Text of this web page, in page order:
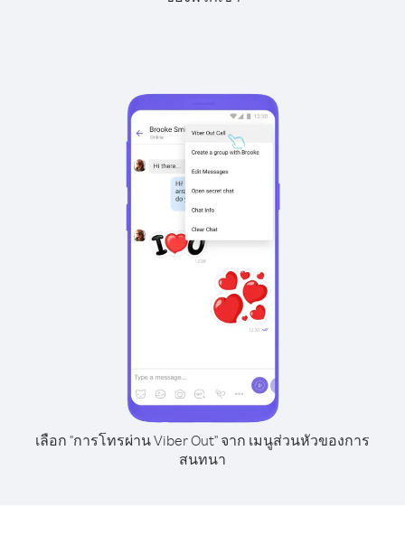
เลือก "การโทรผ่าน Viber Out" จาก เมนูส่วนหัวของการ
สนทนา